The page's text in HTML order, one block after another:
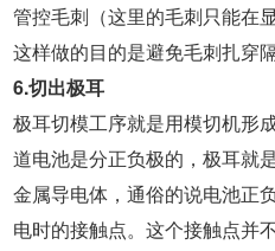
管控毛刺（这里的毛刺只能在
这样做的目的是避免毛刺扎穿
6.切出极耳
极耳切模工序就是用模切机形
道电池是分正负极的，极耳就
金属导电体，通俗的说电池正
电时的接触点。这个接触点并